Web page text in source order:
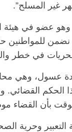
غير المسلح”.
وهو عضو في هيئة
نضمن
في خطر
عسول، وهي
القضائي.
بأن القضاء
وحرية